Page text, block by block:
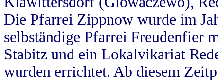
Die Pfarrei Zippnow wurde im
selbständige Pfarrei Freudenfier
Stabitz und ein Lokalvikariat
wurden errichtet. Ab diesem